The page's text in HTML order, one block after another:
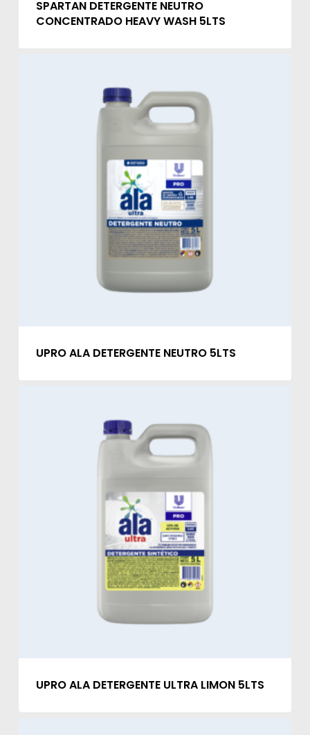
SPARTAN DETERGENTE NEUTRO
CONCENTRADO HEAVY WASH 5LTS
UPRO ALA DETERGENTE NEUTRO 5LTS
UPRO ALA DETERGENTE ULTRA LIMON 5LTS